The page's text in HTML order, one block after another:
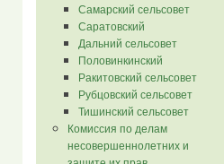
Самарский сельсовет
Саратовский
Дальний сельсовет
Половинкинский
Ракитовский сельсовет
Рубцовский сельсовет
Тишинский сельсовет
Комиссия по делам
несовершеннолетних и